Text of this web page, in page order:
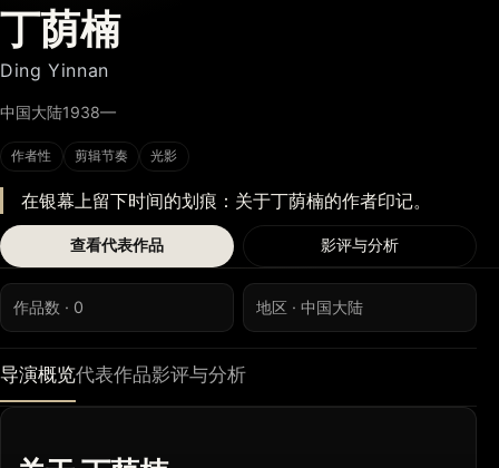
丁荫楠
Ding Yinnan
中国大陆1938—
作者性 剪辑节奏 光影
在银幕上留下时间的划痕：关于丁荫楠的作者印记。
查看代表作品 影评与分析
作品数 · 0 地区 · 中国大陆
导演概览代表作品影评与分析